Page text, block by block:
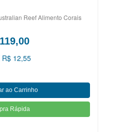
Reef Alimento Corais
R$ 12,55